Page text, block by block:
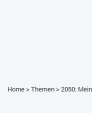
Home>Themen>2050: